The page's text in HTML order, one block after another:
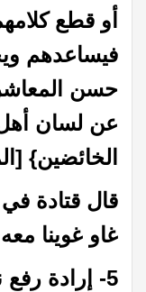
أو قطع
فيساعدهم
حسن
عن لسان
الخائضين}
قال قتادة
غاو غوينا
5- إرادة